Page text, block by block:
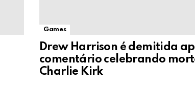
Games
Drew Harrison é demitida
comentário celebrando
Charlie Kirk